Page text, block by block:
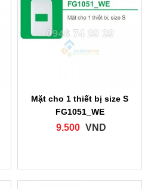
Mặt cho 1 thiết bị size S
FG1051_WE
9.500 VND